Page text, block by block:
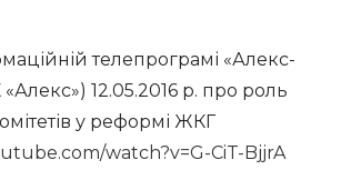
телепрограмі «Алекс-
12.05.2016 р. про роль
у реформі ЖКГ
watch?v=G-CiT-BjjrA